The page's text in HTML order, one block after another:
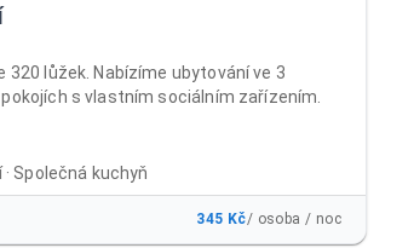
320 lůžek. Nabízíme ubytování ve 3
pokojích s vlastním sociálním zařízením.
· Společná kuchyň
345 Kč/ osoba / noc